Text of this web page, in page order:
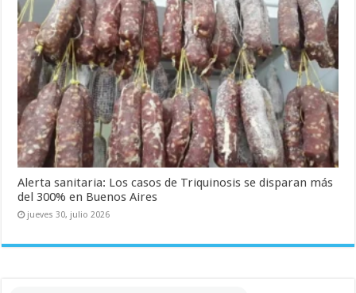
Alerta sanitaria: Los casos de Triquinosis se disparan más
del 300% en Buenos Aires
jueves 30, julio 2026